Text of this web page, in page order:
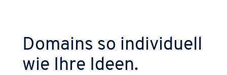
Domains so individuell
wie Ihre Ideen.